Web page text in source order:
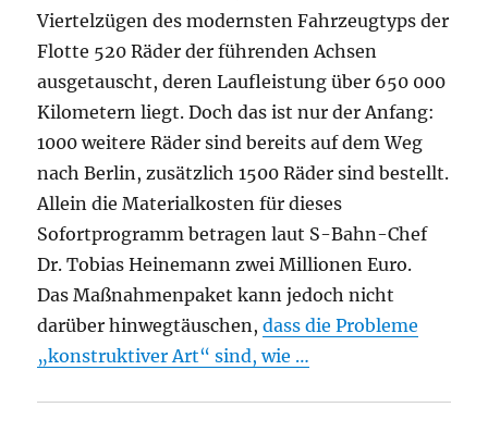
Viertelzügen des modernsten Fahrzeugtyps der
Flotte 520 Räder der führenden Achsen
ausgetauscht, deren Laufleistung über 650 000
Kilometern liegt. Doch das ist nur der Anfang:
1000 weitere Räder sind bereits auf dem Weg
nach Berlin, zusätzlich 1500 Räder sind bestellt.
Allein die Materialkosten für dieses
Sofortprogramm betragen laut S-Bahn-Chef
Dr. Tobias Heinemann zwei Millionen Euro.
Das Maßnahmenpaket kann jedoch nicht
darüber hinwegtäuschen,dass die Probleme
„konstruktiver Art“ sind, wie …